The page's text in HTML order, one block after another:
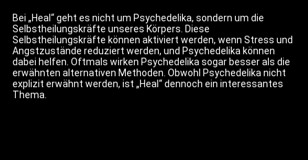
Bei „Heal“ geht es nicht um Psychedelika, sondern um die
Selbstheilungskräfte unseres Körpers. Diese
Selbstheilungskräfte können aktiviert werden, wenn Stress und
Angstzustände reduziert werden, und Psychedelika können
dabei helfen. Oftmals wirken Psychedelika sogar besser als die
erwähnten alternativen Methoden. Obwohl Psychedelika nicht
explizit erwähnt werden, ist „Heal“ dennoch ein interessantes
Thema.